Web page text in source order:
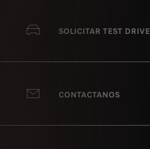
SOLICITAR TEST DRIVE
CONTACTANOS